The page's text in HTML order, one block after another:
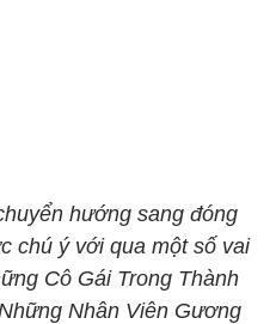
hướng sang đóng
chú ý với qua một số vai
Cô Gái Trong Thành
Nhân Viên Gương